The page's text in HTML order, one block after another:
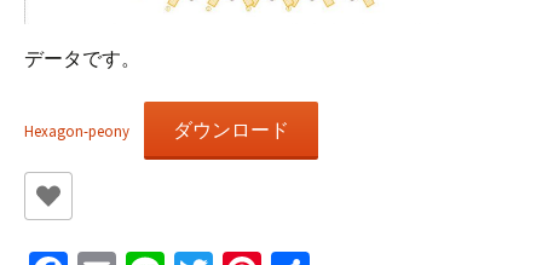
データです。
Hexagon-peony ダウンロード